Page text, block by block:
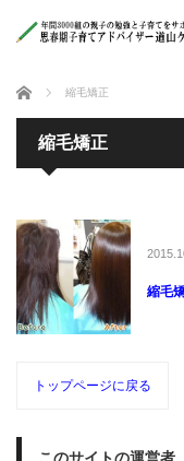
ホーム 縮毛矯正
縮毛矯正
縮毛
トップページに戻る
このサイトの運営者